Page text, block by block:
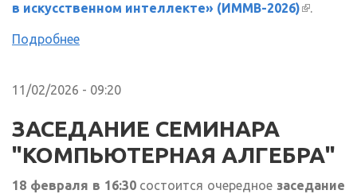
в искусственном интеллекте» (ИММВ-2026)
.
Подробнее
11/02/2026 - 09:20
ЗАСЕДАНИЕ СЕМИНАРА
"КОМПЬЮТЕРНАЯ АЛГЕБРА"
18 февраля в 16:30состоится очередное заседание